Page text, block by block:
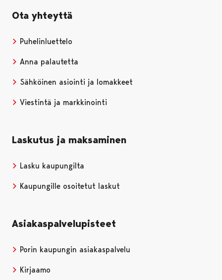
Ota yhteyttä
Puhelinluettelo
Anna palautetta
Sähköinen asiointi ja lomakkeet
Viestintä ja markkinointi
Laskutus ja maksaminen
Lasku kaupungilta
Kaupungille osoitetut laskut
Asiakaspalvelupisteet
Porin kaupungin asiakaspalvelu
Kirjaamo